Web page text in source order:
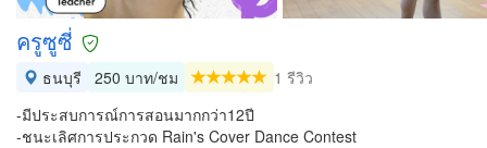
ครูซูซี่
ธนบุรี 250 บาท/ชม
1 รีวิว
-มีประสบการณ์การสอนมากกว่า12ปี
-ชนะเลิศการประกวด Rain's Cover Dance Contest